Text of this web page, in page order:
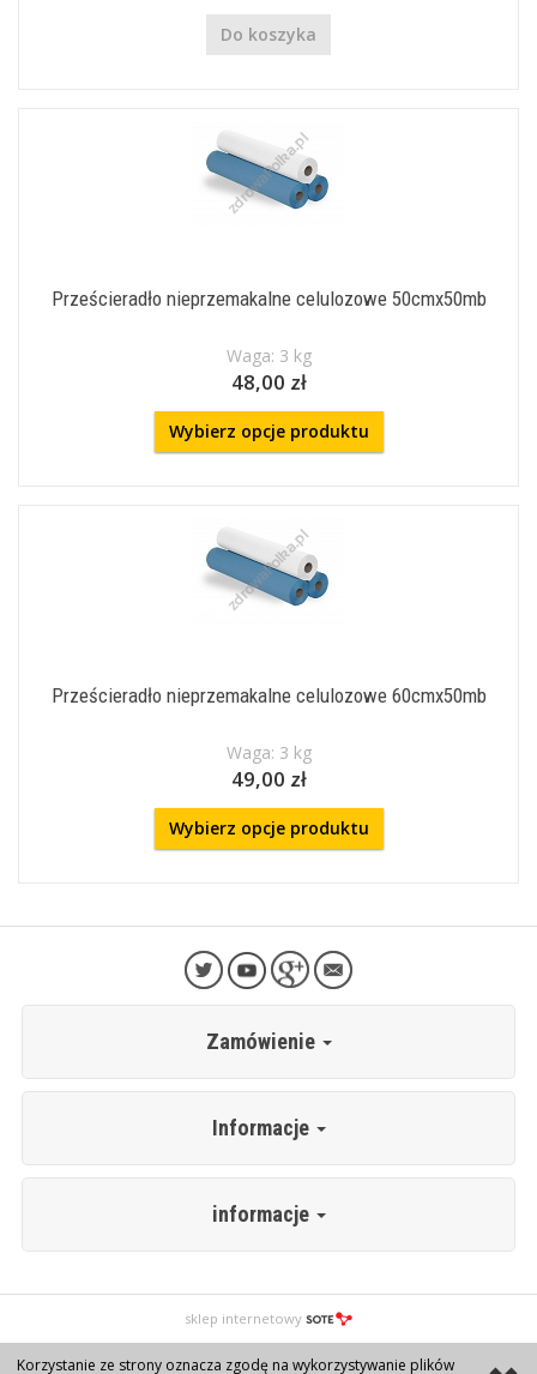
Do koszyka
Prześcieradło nieprzemakalne celulozowe 50cmx50mb
Waga: 3 kg
48,00 zł
Wybierz opcje produktu
Prześcieradło nieprzemakalne celulozowe 60cmx50mb
Waga: 3 kg
49,00 zł
Wybierz opcje produktu
Zamówienie
Informacje
informacje
sklep internetowy
Korzystanie ze strony oznacza zgodę na wykorzystywanie plików